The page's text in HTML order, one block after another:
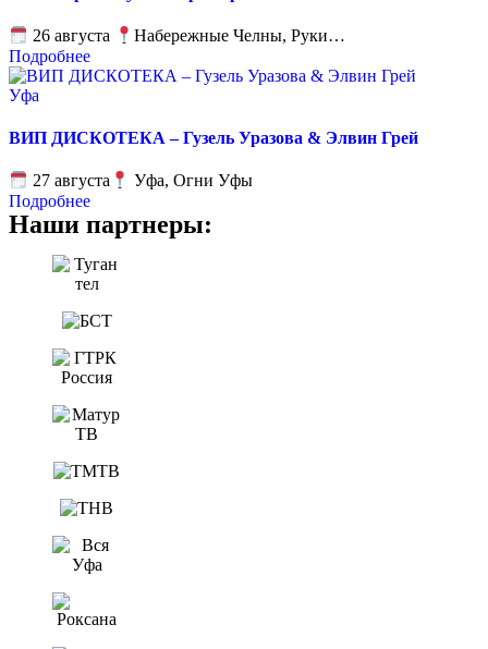
26 августа
Набережные Челны, Руки…
Подробнее
Уфа
ВИП ДИСКОТЕКА – Гузель Уразова & Элвин Грей
27 августа
Уфа, Огни Уфы
Подробнее
Наши партнеры: